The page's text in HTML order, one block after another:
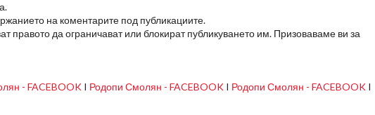
на коментарите под публикациите.
правото да ограничават или блокират публикуването им. Призоваваме ви за
- FACEBOOK I Родопи Смолян - FACEBOOK I Родопи Смолян - FACEBOOK I